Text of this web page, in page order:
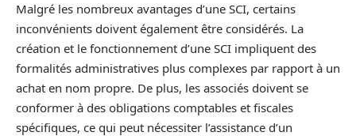
Malgré les nombreux avantages d’une SCI, certains
inconvénients doivent également être considérés. La
création et le fonctionnement d’une SCI impliquent des
formalités administratives plus complexes par rapport à un
achat en nom propre. De plus, les associés doivent se
conformer à des obligations comptables et fiscales
spécifiques, ce qui peut nécessiter l’assistance d’un